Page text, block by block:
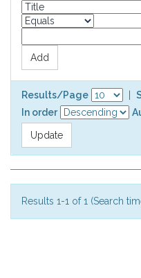
Results/Page
In order
Results 1-1 of 1 (Search